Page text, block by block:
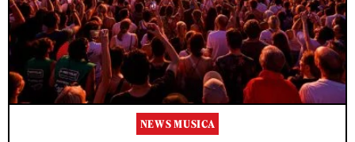
NEWS MUSICA